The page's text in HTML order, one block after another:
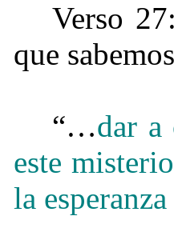
Verso
que
“…dar a
este
la